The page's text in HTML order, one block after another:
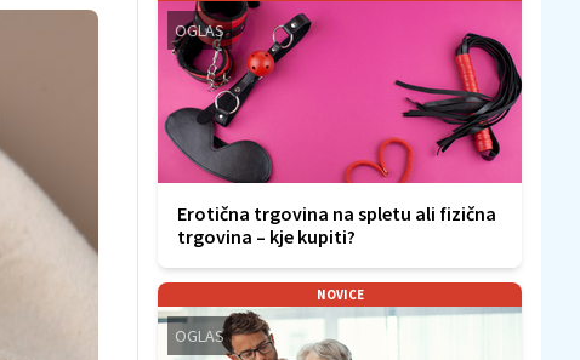
OGLAS
Erotična trgovina na spletu ali fizična
trgovina – kje kupiti?
NOVICE
OGLAS